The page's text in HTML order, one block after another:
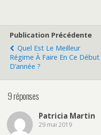
Publication Précédente
Quel Est Le Meilleur
Régime À Faire En Ce Début
D’année ?
9 réponses
Patricia Martin
29 mai 2019